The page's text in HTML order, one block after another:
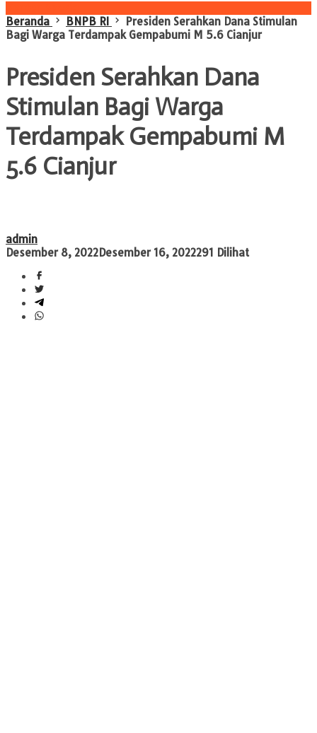
Beranda
BNPB RI
Presiden Serahkan Dana Stimulan
Bagi Warga Terdampak Gempabumi M 5.6 Cianjur
Presiden Serahkan Dana
Stimulan Bagi Warga
Terdampak Gempabumi M
5.6 Cianjur
admin
Desember 8, 2022Desember 16, 2022291 Dilihat